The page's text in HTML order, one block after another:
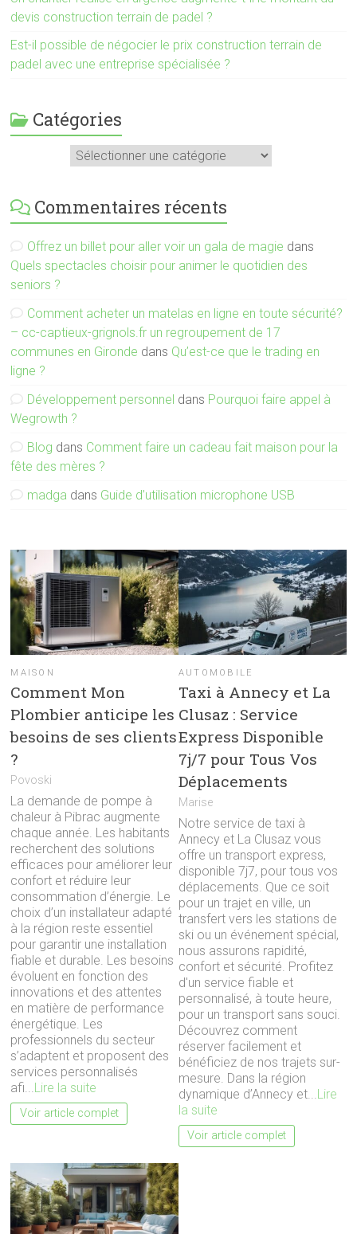
devis construction terrain de padel ?
Est-il possible de négocier le prix construction terrain de
padel avec une entreprise spécialisée ?
Catégories
Commentaires récents
Offrez un billet pour aller voir un gala de magie dans
Quels spectacles choisir pour animer le quotidien des
seniors ?
Comment acheter un matelas en ligne en toute sécurité?
– cc-captieux-grignols.fr un regroupement de 17
communes en Gironde dans Qu’est-ce que le trading en
ligne ?
Développement personnel dans Pourquoi faire appel à
Wegrowth ?
Blog dans Comment faire un cadeau fait maison pour la
fête des mères ?
madga dans Guide d’utilisation microphone USB
MAISON
Comment Mon
Plombier anticipe les
besoins de ses clients
?
Povoski
La demande de pompe à
chaleur à Pibrac augmente
chaque année. Les habitants
recherchent des solutions
efficaces pour améliorer leur
confort et réduire leur
consommation d’énergie. Le
choix d’un installateur adapté
à la région reste essentiel
pour garantir une installation
fiable et durable. Les besoins
évoluent en fonction des
innovations et des attentes
en matière de performance
énergétique. Les
professionnels du secteur
s’adaptent et proposent des
services personnalisés
afi...Lire la suite
Voir article complet
AUTOMOBILE
Taxi à Annecy et La
Clusaz : Service
Express Disponible
7j/7 pour Tous Vos
Déplacements
Marise
Notre service de taxi à
Annecy et La Clusaz vous
offre un transport express,
disponible 7j7, pour tous vos
déplacements. Que ce soit
pour un trajet en ville, un
transfert vers les stations de
ski ou un événement spécial,
nous assurons rapidité,
confort et sécurité. Profitez
d'un service fiable et
personnalisé, à toute heure,
pour un transport sans souci.
Découvrez comment
réserver facilement et
bénéficiez de nos trajets sur-
mesure. Dans la région
dynamique d’Annecy et...Lire
la suite
Voir article complet